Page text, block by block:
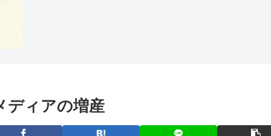
ディアの増産